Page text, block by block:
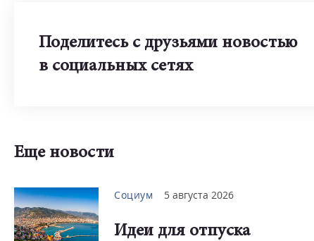
Поделитесь с друзьями новостью
в социальных сетях
Еще новости
Социум 5 августа 2026
Идеи для отпуска